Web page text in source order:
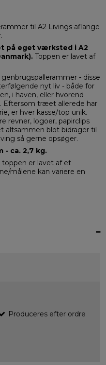
til A2 Livings aflange
på eget værksted i A2
Toppen er lavet af
- disse
nyt liv - både for
i haven, eller hvorend
Eftersom træet allerede har
er hver kasse/top unik.
revner, logoer, papirclips
altsammen blot bidrager til
så gerne opsøger.
- ca. 2,7 kg.
er lavet af et
målene kan variere en
Produceres efter ordre